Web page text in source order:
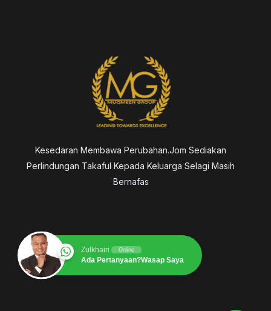
Kesedaran Membawa Perubahan.Jom Sediakan
Perlindungan Takaful Kepada Keluarga Selagi Masih
Bernafas
Zulkhairi Online
Ada Pertanyaan?Wasap Saya